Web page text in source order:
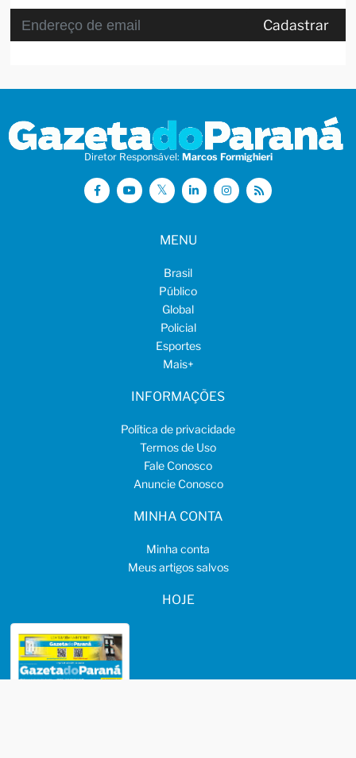
Cadastrar
Diretor Responsável: Marcos Formighieri
MENU
Brasil
Público
Global
Policial
Esportes
Mais+
INFORMAÇÕES
Política de privacidade
Termos de Uso
Fale Conosco
Anuncie Conosco
MINHA CONTA
Minha conta
Meus artigos salvos
HOJE